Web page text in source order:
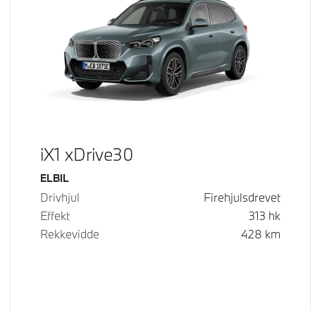
iX1 xDrive30
Drivstoff
ELBIL
Drivhjul
Firehjulsdrevet
Effekt
313 hk
Rekkevidde
428 km